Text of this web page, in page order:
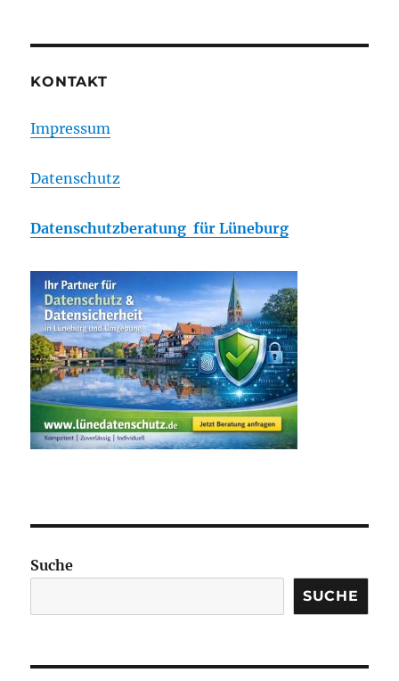
KONTAKT
Impressum
Datenschutz
Datenschutzberatung für Lüneburg
Suche
SUCHE